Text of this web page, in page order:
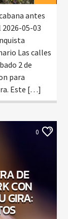
antes
05-03
Las calles
2 de
para
Este […]
0
DE
CON
GIRA: